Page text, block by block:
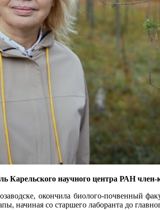
Карельского научного центра РАН
окончила биолого-почвенный
начиная со старшего лаборанта до